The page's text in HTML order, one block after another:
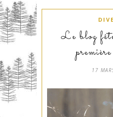
Le blog
17